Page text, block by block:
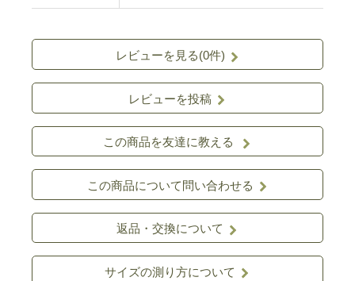
レビューを見る(0件)
レビューを投稿
この商品を友達に教える
この商品について問い合わせる
返品・交換について
サイズの測り方について